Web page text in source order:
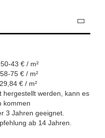
43 € / m²
75 € / m²
€ / m²
werden, kann es
kommen
3 Jahren geeignet.
ab 14 Jahren.